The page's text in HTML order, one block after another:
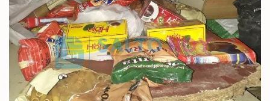
NACIONALES
REGIONALES
SOCIEDAD
SALUD